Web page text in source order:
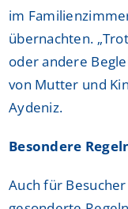
im
übernachten.
oder andere
von Mutter und
Aydeniz.
Besondere
Auch für